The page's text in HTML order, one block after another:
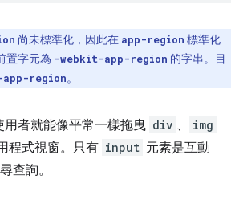
尚未標準化，因此在 app-region 標準化
置字元為 -webkit-app-region 的字串。目
region。
用者就能像平常一樣拖曳 div 、 img
程式視窗。只有 input 元素是互動
查詢。